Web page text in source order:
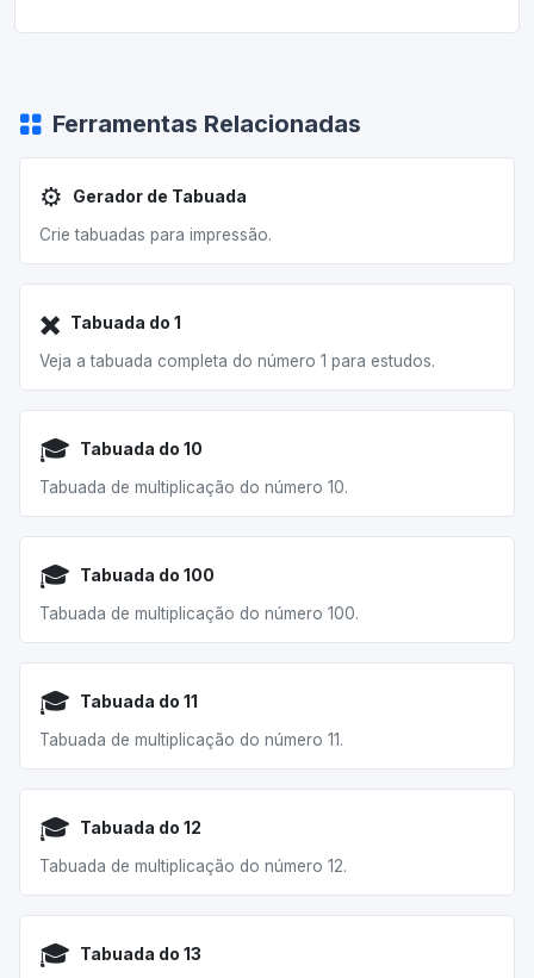
Ferramentas Relacionadas
⚙️ Gerador de Tabuada
Crie tabuadas para impressão.
✖️ Tabuada do 1
Veja a tabuada completa do número 1 para estudos.
🎓 Tabuada do 10
Tabuada de multiplicação do número 10.
🎓 Tabuada do 100
Tabuada de multiplicação do número 100.
🎓 Tabuada do 11
Tabuada de multiplicação do número 11.
🎓 Tabuada do 12
Tabuada de multiplicação do número 12.
🎓 Tabuada do 13